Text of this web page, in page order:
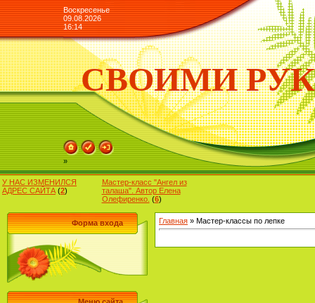
Воскресенье
09.08.2026
16:14
СВОИМИ
»
У НАС ИЗМЕНИЛСЯ
АДРЕС САЙТА (2)
Мастер-класс "Ангел из
талаша". Автор Елена
Олефиренко. (6)
Форма входа Главная » Мастер-классы по лепке